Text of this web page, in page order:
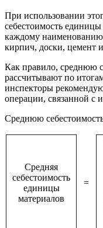
При использовании
себестоимость
каждому
кирпич, доски, цемент
Как правило, среднюю
рассчитывают по
инспекторы
операции, связанной с
Среднюю
Средняя
себестоимость
единицы
материалов
=